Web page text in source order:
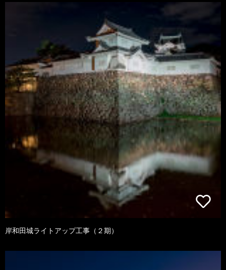
岸和田城ライトアップ工事（２期）